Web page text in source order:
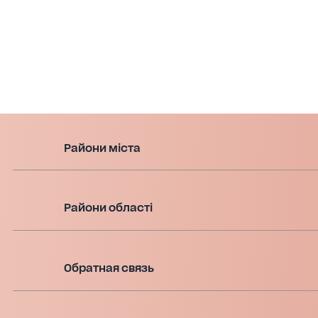
Райони міста
Райони області
Обратная связь